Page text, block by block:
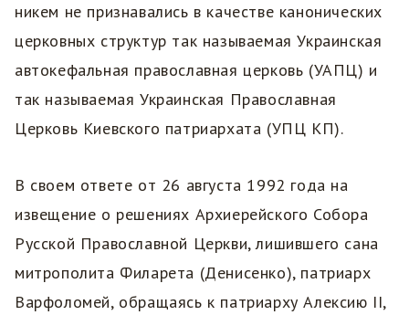
никем не признавались в качестве канонических
церковных структур так называемая Украинская
автокефальная православная церковь (УАПЦ) и
так называемая Украинская Православная
Церковь Киевского патриархата (УПЦ КП).
В своем ответе от 26 августа 1992 года на
извещение о решениях Архиерейского Собора
Русской Православной Церкви, лишившего сана
митрополита Филарета (Денисенко), патриарх
Варфоломей, обращаясь к патриарху Алексию II,